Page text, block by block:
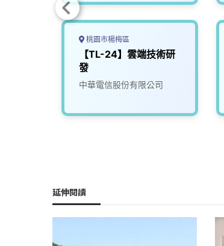
桃園市楊梅區
【TL-24】雲端技術研
發
中華電信股份有限公司
延伸閱讀